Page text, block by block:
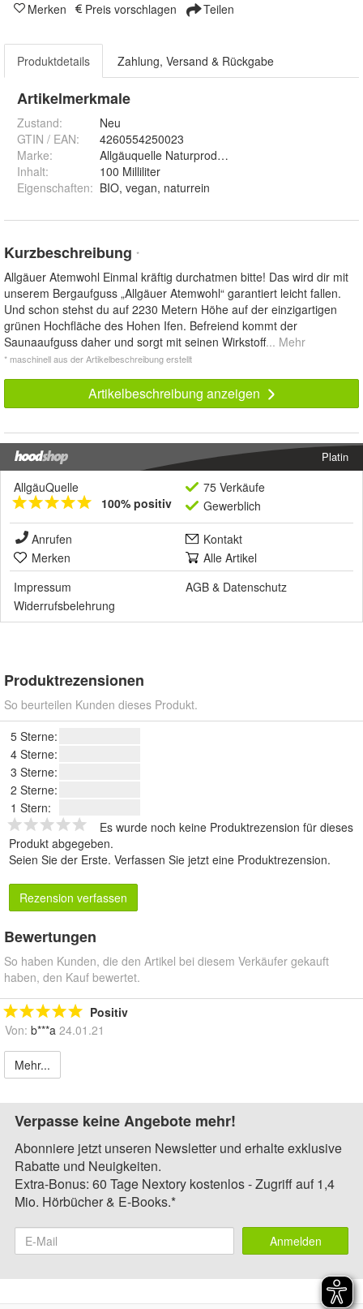
Merken Preis vorschlagen Teilen
Produktdetails Zahlung, Versand & Rückgabe
Artikelmerkmale
Zustand:
Neu
GTIN / EAN:
4260554250023
Marke:
Allgäuquelle Naturprodukte GmbH
Inhalt:
100 Milliliter
Eigenschaften: BIO, vegan, naturrein
Kurzbeschreibung *
Allgäuer Atemwohl Einmal kräftig durchatmen bitte! Das wird dir mit
unserem Bergaufguss „Allgäuer Atemwohl“ garantiert leicht fallen.
Und schon stehst du auf 2230 Metern Höhe auf der einzigartigen
grünen Hochfläche des Hohen Ifen. Befreiend kommt der
Saunaaufguss daher und sorgt mit seinen Wirkstoff... Mehr
* maschinell aus der Artikelbeschreibung erstellt
Artikelbeschreibung anzeigen
Platin
AllgäuQuelle
100% positiv
75 Verkäufe
Gewerblich
Anrufen
Kontakt
Merken
Alle Artikel
Impressum
AGB & Datenschutz
Widerrufsbelehrung
Produktrezensionen
So beurteilen Kunden dieses Produkt.
5 Sterne:
4 Sterne:
3 Sterne:
2 Sterne:
1 Stern:
Es wurde noch keine Produktrezension für dieses
Produkt abgegeben.
Seien Sie der Erste. Verfassen Sie jetzt eine Produktrezension.
Rezension verfassen
Bewertungen
So haben Kunden, die den Artikel bei diesem Verkäufer gekauft
haben, den Kauf bewertet.
Positiv
Von: b***a 24.01.21
Mehr...
Verpasse keine Angebote mehr!
Abonniere jetzt unseren Newsletter und erhalte exklusive
Rabatte und Neuigkeiten.
Extra-Bonus: 60 Tage Nextory kostenlos - Zugriff auf 1,4
Mio. Hörbücher & E-Books.*
Anmelden